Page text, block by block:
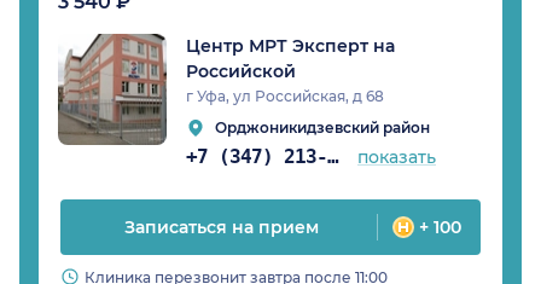
Центр МРТ Эксперт на
Российской
г Уфа, ул Российская, д 68
Орджоникидзевский район
+7 (347) 213-14-31 показать
Записаться на прием + 100
Клиника перезвонит завтра после 11:00